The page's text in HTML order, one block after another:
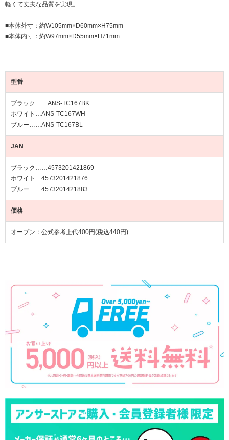
軽くて丈夫な品質を実現。
■本体外寸：約W105mm×D60mm×H75mm
■本体内寸：約W97mm×D55mm×H71mm
型番
ブラック……ANS-TC167BK
ホワイト…ANS-TC167WH
ブルー……ANS-TC167BL
JAN
ブラック……4573201421869
ホワイト…4573201421876
ブルー……4573201421883
価格
オープン：公式参考上代400円(税込440円)